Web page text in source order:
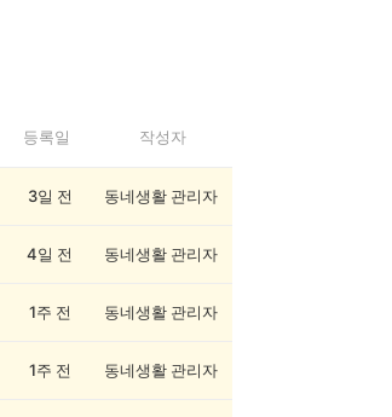
등록일 작성자
3일 전 동네생활 관리자
4일 전 동네생활 관리자
1주 전 동네생활 관리자
1주 전 동네생활 관리자